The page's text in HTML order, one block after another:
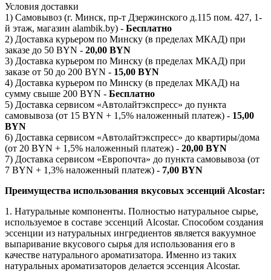
Условия доставки
1) Самовывоз (г. Минск, пр-т Дзержинского д.115 пом. 427, 1-
й этаж, магазин alambik.by) - Бесплатно
2) Доставка курьером по Минску (в пределах МКАД) при
заказе до 50 BYN - 20,00 BYN
3) Доставка курьером по Минску (в пределах МКАД) при
заказе от 50 до 200 BYN - 15,00 BYN
4) Доставка курьером по Минску (в пределах МКАД) на
сумму свыше 200 BYN - Бесплатно
5) Доставка сервисом «Автолайтэкспресс» до пункта
самовывоза (от 15 BYN + 1,5% наложенный платеж) - 15,00
BYN
6) Доставка сервисом «Автолайтэкспресс» до квартиры/дома
(от 20 BYN + 1,5% наложенный платеж) - 20,00 BYN
7) Доставка сервисом «Европочта» до пункта самовывоза (от
7 BYN + 1,3% наложенный платеж) - 7,00 BYN
Преимущества использования вкусовых эссенций Alcostar:
1. Натуральные компоненты. Полностью натуральное сырье,
используемое в составе эссенций Alcostar. Способом создания
эссенции из натуральных ингредиентов является вакуумное
выпаривание вкусового сырья для использования его в
качестве натурального ароматизатора. Именно из таких
натуральных ароматизаторов делается эссенция Alcostar.